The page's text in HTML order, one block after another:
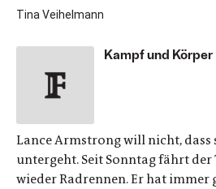
Tina Veihelmann
Kampf und Körper
Lance Armstrong will nicht, dass
untergeht. Seit Sonntag fährt
wieder Radrennen. Er hat immer